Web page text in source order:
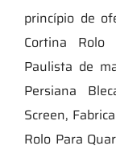
princípio de
Cortina
Paulista de
Persiana
Screen,
Rolo Para